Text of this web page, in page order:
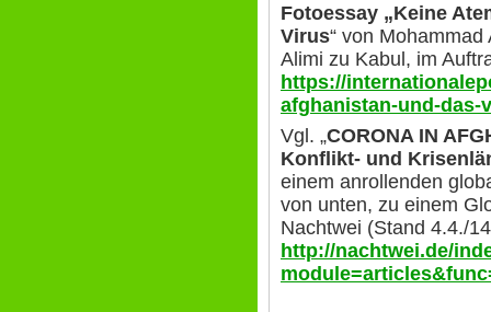
Fotoessay „Keine
Virus“ von
Alimi zu Kabul, im
https://
afghanistan-und-das-
Vgl. „CORONA IN
Konflikt- und
einem anrollenden
von unten, zu einem
Nachtwei (Stand 4.4./
http://nachtwei.de/